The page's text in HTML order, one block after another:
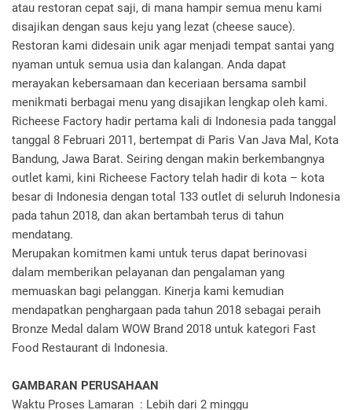
atau restoran cepat saji, di mana hampir semua menu kami
disajikan dengan saus keju yang lezat (cheese sauce).
Restoran kami didesain unik agar menjadi tempat santai yang
nyaman untuk semua usia dan kalangan. Anda dapat
merayakan kebersamaan dan keceriaan bersama sambil
menikmati berbagai menu yang disajikan lengkap oleh kami.
Richeese Factory hadir pertama kali di Indonesia pada tanggal
tanggal 8 Februari 2011, bertempat di Paris Van Java Mal, Kota
Bandung, Jawa Barat. Seiring dengan makin berkembangnya
outlet kami, kini Richeese Factory telah hadir di kota – kota
besar di Indonesia dengan total 133 outlet di seluruh Indonesia
pada tahun 2018, dan akan bertambah terus di tahun
mendatang.
Merupakan komitmen kami untuk terus dapat berinovasi
dalam memberikan pelayanan dan pengalaman yang
memuaskan bagi pelanggan. Kinerja kami kemudian
mendapatkan penghargaan pada tahun 2018 sebagai peraih
Bronze Medal dalam WOW Brand 2018 untuk kategori Fast
Food Restaurant di Indonesia.
GAMBARAN PERUSAHAAN
Waktu Proses Lamaran : Lebih dari 2 minggu